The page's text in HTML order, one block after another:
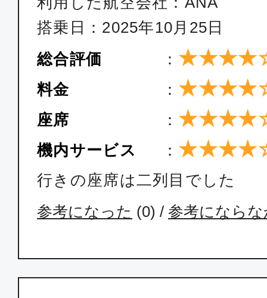
搭乗日：2025年10月25日
総合評価
：
料金 ：
座席 ：
機内サービス ：
行きの座席は二列目でした
参考になった (0) / 参考になら